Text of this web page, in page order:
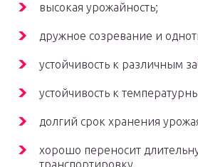
высокая урожайность;
дружное созревание и
устойчивость к различным
устойчивость к
долгий срок хранения
хорошо переносит
транспортировку.